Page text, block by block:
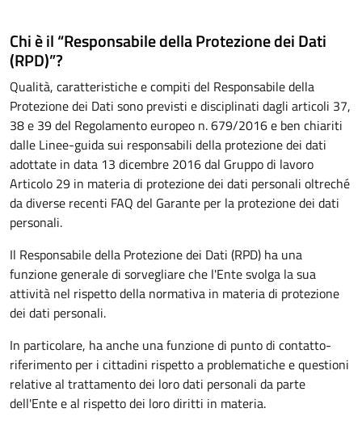
Chi è il “Responsabile della Protezione dei Dati
(RPD)”?
Qualità, caratteristiche e compiti del Responsabile della
Protezione dei Dati sono previsti e disciplinati dagli articoli 37,
38 e 39 del Regolamento europeo n. 679/2016 e ben chiariti
dalle Linee-guida sui responsabili della protezione dei dati
adottate in data 13 dicembre 2016 dal Gruppo di lavoro
Articolo 29 in materia di protezione dei dati personali oltreché
da diverse recenti FAQ del Garante per la protezione dei dati
personali.
Il Responsabile della Protezione dei Dati (RPD) ha una
funzione generale di sorvegliare che l'Ente svolga la sua
attività nel rispetto della normativa in materia di protezione
dei dati personali.
In particolare, ha anche una funzione di punto di contatto-
riferimento per i cittadini rispetto a problematiche e questioni
relative al trattamento dei loro dati personali da parte
dell'Ente e al rispetto dei loro diritti in materia.